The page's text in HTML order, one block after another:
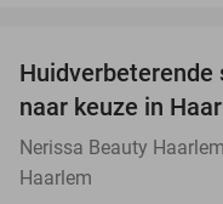
Huidverbeterende
naar keuze in
Nerissa Beauty Haarlem
Haarlem